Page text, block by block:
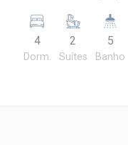
acesso à Av. Carlos Botelho -
com uma das melhores
em comércios e serviços
4
Dorm.
2
Suítes
5
Banho